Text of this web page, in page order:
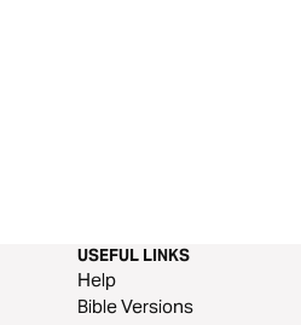
USEFUL LINKS
Help
Bible Versions